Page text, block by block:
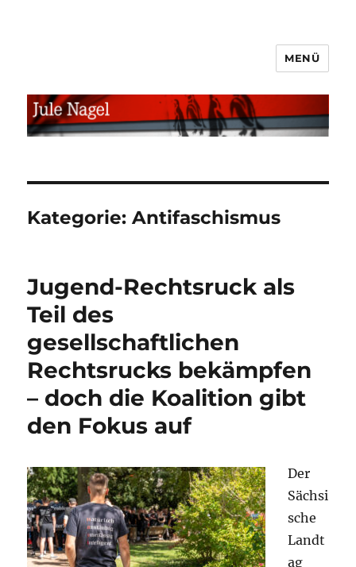
MENÜ
Kategorie:Antifaschismus
Jugend-Rechtsruck als
Teil des
gesellschaftlichen
Rechtsrucks bekämpfen
– doch die Koalition gibt
den Fokus auf
Der
Sächsi
sche
Landt
ag